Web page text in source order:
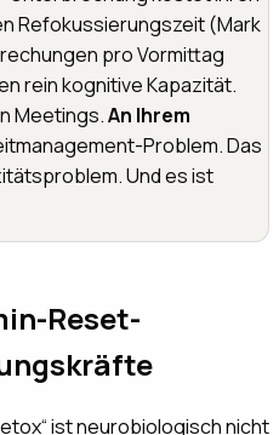
Refokussierungszeit (Mark
pro Vormittag
rein kognitive Kapazität.
Meetings.An Ihrem
Problem. Das
Und es ist
Reset-
ist neurobiologisch nicht